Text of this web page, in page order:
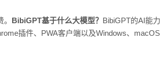
BibiGPT基于什么大模型？ BibiGPT的AI能
插件、PWA客户端以及Windows、